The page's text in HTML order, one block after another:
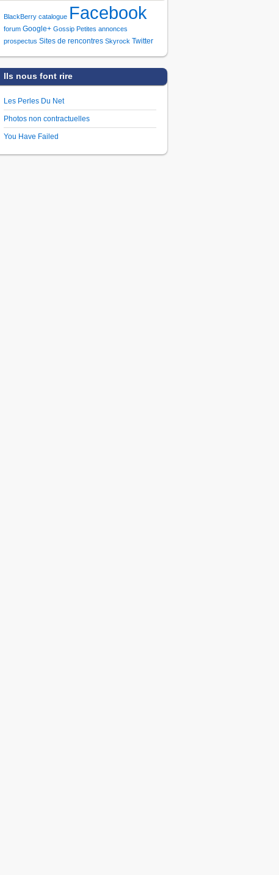
BlackBerry catalogue Facebook
forum Google+ Gossip Petites annonces
prospectus Sites de rencontres Skyrock Twitter
Ils nous font rire
Les Perles Du Net
Photos non contractuelles
You Have Failed